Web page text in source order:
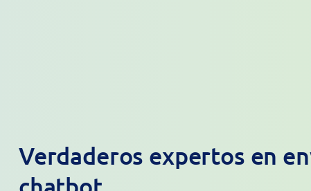
Verdaderos expertos en